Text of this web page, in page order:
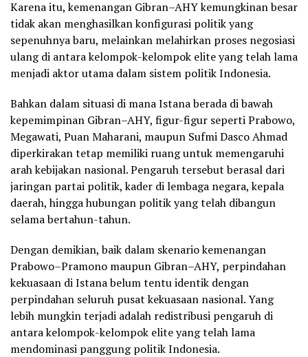
Karena itu, kemenangan Gibran–AHY kemungkinan besar
tidak akan menghasilkan konfigurasi politik yang
sepenuhnya baru, melainkan melahirkan proses negosiasi
ulang di antara kelompok-kelompok elite yang telah lama
menjadi aktor utama dalam sistem politik Indonesia.
Bahkan dalam situasi di mana Istana berada di bawah
kepemimpinan Gibran–AHY, figur-figur seperti Prabowo,
Megawati, Puan Maharani, maupun Sufmi Dasco Ahmad
diperkirakan tetap memiliki ruang untuk memengaruhi
arah kebijakan nasional. Pengaruh tersebut berasal dari
jaringan partai politik, kader di lembaga negara, kepala
daerah, hingga hubungan politik yang telah dibangun
selama bertahun-tahun.
Dengan demikian, baik dalam skenario kemenangan
Prabowo–Pramono maupun Gibran–AHY, perpindahan
kekuasaan di Istana belum tentu identik dengan
perpindahan seluruh pusat kekuasaan nasional. Yang
lebih mungkin terjadi adalah redistribusi pengaruh di
antara kelompok-kelompok elite yang telah lama
mendominasi panggung politik Indonesia.